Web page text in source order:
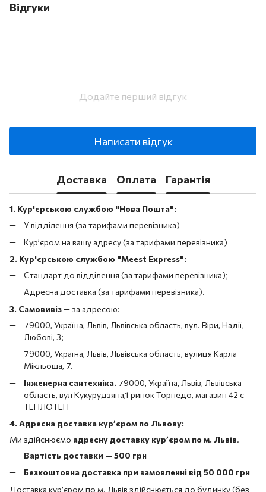
Відгуки
Додайте перший відгук
Написати відгук
Доставка Оплата Гарантія
1. Кур'єрською службою "Нова Пошта":
У відділення (за тарифами перевізника)
Кур’єром на вашу адресу (за тарифами перевізника)
2. Кур'єрською службою "Meest Express":
Стандарт до відділення (за тарифами перевізника);
Адресна доставка (за тарифами перевізника).
3. Самовивіз—за адресою:
79000, Україна, Львів, Львівська область, вул. Віри, Надії,
Любові, 3;
79000, Україна, Львів, Львівська область, вулиця Карла
Мікльоша, 7.
Інженерна сантехніка. 79000, Україна, Львів, Львівська
область, вул Кукурудзяна,1 ринок Торпедо, магазин 42 с
ТЕПЛОТЕП
4. Адресна доставка кур’єром по Львову:
Ми здійснюємо адресну доставку кур’єром по м. Львів.
Вартість доставки — 500 грн
Безкоштовна доставка при замовленні від 50 000 грн
Доставка кур’єром по м. Львів здійснюється до будинку (без